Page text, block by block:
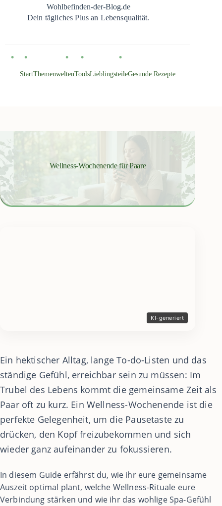
Wohlbefinden-der-Blog.de
Dein tägliches Plus an Lebensqualität.
StartThemenweltenToolsLieblingsteileGesunde Rezepte
Wellness-Wochenende für Paare
Ein hektischer Alltag, lange To-do-Listen und das
ständige Gefühl, erreichbar sein zu müssen: Im
Trubel des Lebens kommt die gemeinsame Zeit als
Paar oft zu kurz. Ein Wellness-Wochenende ist die
perfekte Gelegenheit, um die Pausetaste zu
drücken, den Kopf freizubekommen und sich
wieder ganz aufeinander zu fokussieren.
In diesem Guide erfährst du, wie ihr eure gemeinsame
Auszeit optimal plant, welche Wellness-Rituale eure
Verbindung stärken und wie ihr das wohlige Spa-Gefühl